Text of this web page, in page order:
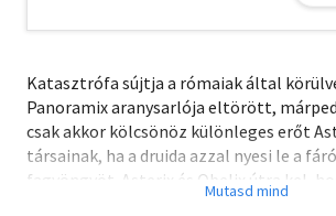
Katasztrófa sújtja a rómaiak által
Panoramix aranysarlója eltörött,
csak akkor kölcsönöz különleges erőt
társainak, ha a druida azzal nyesi le a
fagyöngyöt. Asterix és Obelix útra kel,
Lutetiában vásároljon egy újat a híres